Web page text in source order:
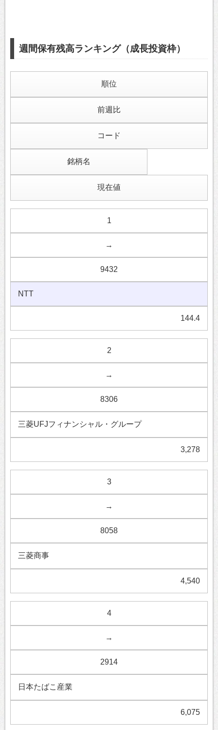
週間保有残高ランキング（成長投資枠）
順位
前週比
コード
銘柄名
現在値
1
→
9432
NTT
144.4
2
→
8306
三菱UFJフィナンシャル・グループ
3,278
3
→
8058
三菱商事
4,540
4
→
2914
日本たばこ産業
6,075